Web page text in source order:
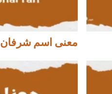
معنى اسم شرفان